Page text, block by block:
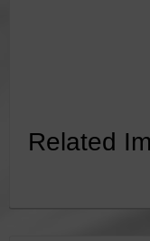
Related